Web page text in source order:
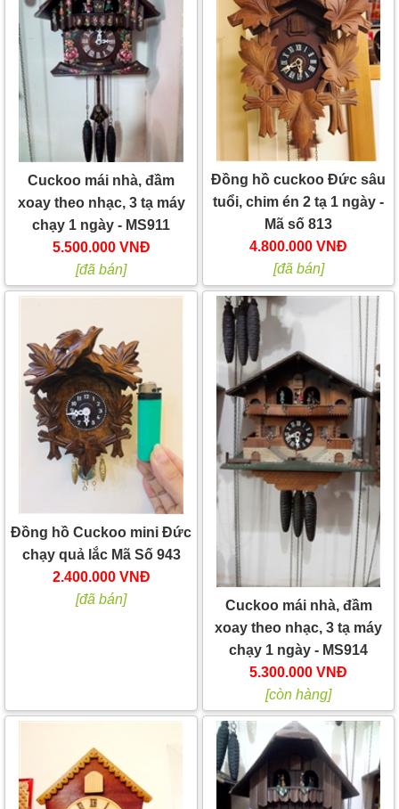
Cuckoo mái nhà, đầm
xoay theo nhạc, 3 tạ máy
chạy 1 ngày - MS911
5.500.000 VNĐ
[đã bán]
Đồng hồ cuckoo Đức sâu
tuổi, chim én 2 tạ 1 ngày -
Mã số 813
4.800.000 VNĐ
[đã bán]
Đồng hồ Cuckoo mini Đức
chạy quả lắc Mã Số 943
2.400.000 VNĐ
[đã bán]
Cuckoo mái nhà, đầm
xoay theo nhạc, 3 tạ máy
chạy 1 ngày - MS914
5.300.000 VNĐ
[còn hàng]